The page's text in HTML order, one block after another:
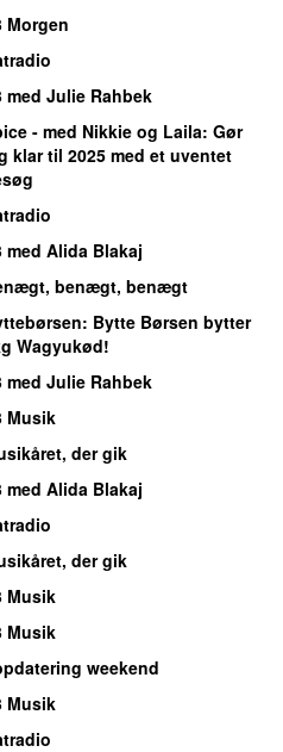
Morgen
med Julie Rahbek
- med Nikkie og Laila: Gør
klar til 2025 med et uventet
med Alida Blakaj
benægt, benægt
: Bytte Børsen bytter
Wagyukød!
med Julie Rahbek
Musik
der gik
med Alida Blakaj
der gik
Musik
Musik
weekend
Musik